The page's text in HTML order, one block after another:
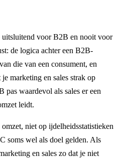
voor B2B en nooit voor
de logica achter een B2B-
die van een consument, en
marketing en sales strak op
pas waardevol als sales er een
leidt.
niet op ijdelheidsstatistieken
soms wel als doel gelden. Als
en sales zo dat je niet